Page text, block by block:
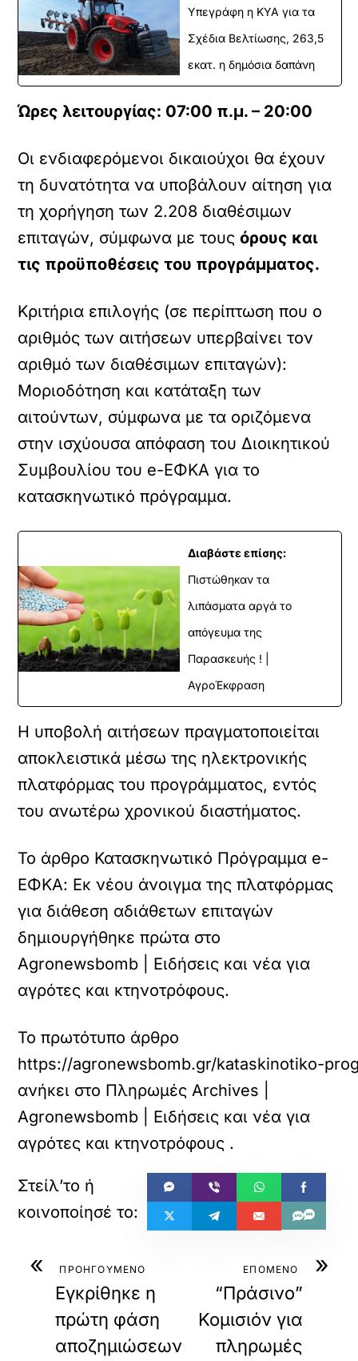
Υπεγράφη η ΚΥΑ για τα
Σχέδια Βελτίωσης, 263,5
εκατ. η δημόσια δαπάνη
Ώρες λειτουργίας: 07:00 π.μ. – 20:00
Οι ενδιαφερόμενοι δικαιούχοι θα έχουν
τη δυνατότητα να υποβάλουν αίτηση για
τη χορήγηση των 2.208 διαθέσιμων
επιταγών, σύμφωνα με τουςόρους και
τις προϋποθέσεις του προγράμματος.
Κριτήρια επιλογής (σε περίπτωση που ο
αριθμός των αιτήσεων υπερβαίνει τον
αριθμό των διαθέσιμων επιταγών):
Μοριοδότηση και κατάταξη των
αιτούντων, σύμφωνα με τα οριζόμενα
στην ισχύουσα απόφαση του Διοικητικού
Συμβουλίου του e-ΕΦΚΑ για το
κατασκηνωτικό πρόγραμμα.
Διαβάστε επίσης:
Πιστώθηκαν τα
λιπάσματα αργά το
απόγευμα της
Παρασκευής ! |
ΑγροΈκφραση
Η υποβολή αιτήσεων πραγματοποιείται
αποκλειστικά μέσω της ηλεκτρονικής
πλατφόρμας του προγράμματος, εντός
του ανωτέρω χρονικού διαστήματος.
Το άρθρο Κατασκηνωτικό Πρόγραμμα e-
ΕΦΚΑ: Εκ νέου άνοιγμα της πλατφόρμας
για διάθεση αδιάθετων επιταγών
δημιουργήθηκε πρώτα στο
Agronewsbomb | Ειδήσεις και νέα για
αγρότες και κτηνοτρόφους.
Το πρωτότυπο άρθρο
https://agronewsbomb.gr/kataskinotiko-
ανήκει στο Πληρωμές Archives |
Agronewsbomb | Ειδήσεις και νέα για
αγρότες και κτηνοτρόφους .
« ΠΡΟΗΓΟΥΜΕΝΟ
Εγκρίθηκε η
πρώτη φάση
αποζημιώσεων
»
ΕΠΟΜΕΝΟ
“Πράσινο”
Κομισιόν για
πληρωμές